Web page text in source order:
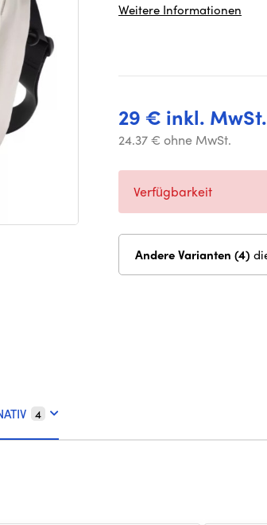
Weitere Informationen
29 € inkl. MwSt.
24.37 € ohne MwSt.
Verfügbarkeit
Andere Varianten (4)
4